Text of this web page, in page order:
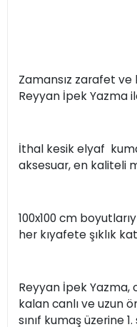
Zamansız zarafet ve
Reyyan İpek Yazma
İthal kesik elyaf
aksesuar, en kaliteli
100x100 cm
her kıyafete şıklık
Reyyan İpek Yazma,
kalan canlı ve uzun
sınıf kumaş üzerine